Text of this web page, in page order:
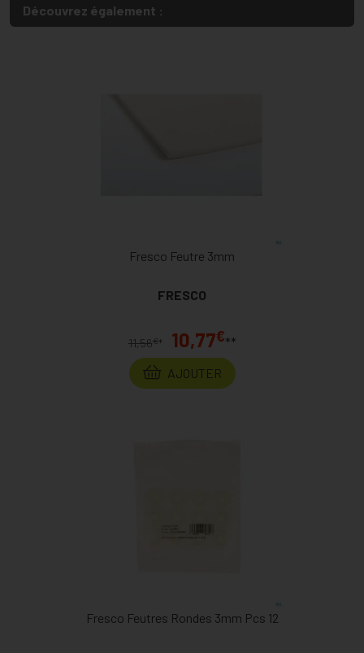
Découvrez également :
Fresco Feutre 3mm
FRESCO
11,56€ * 10,77€**
AJOUTER
Fresco Feutres Rondes 3mm Pcs 12